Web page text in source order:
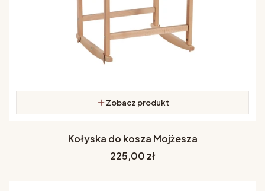
Zobacz produkt
Kołyska do kosza Mojżesza
Cena
225,00 zł